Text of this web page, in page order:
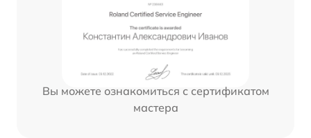
Вы можете ознакомиться с сертификатом
мастера